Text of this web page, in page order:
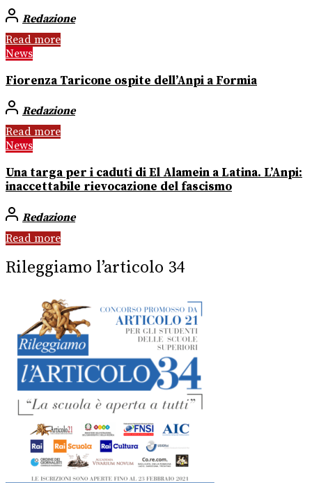
Redazione
Read more
News
Fiorenza Taricone ospite dell’Anpi a Formia
Redazione
Read more
News
Una targa per i caduti di El Alamein a Latina. L’Anpi:
inaccettabile rievocazione del fascismo
Redazione
Read more
Rileggiamo l’articolo 34